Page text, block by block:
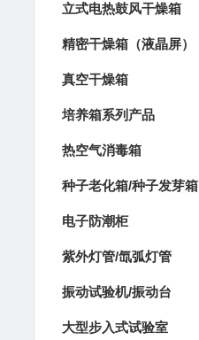
立式电热鼓风干燥箱
精密干燥箱（液晶屏）
真空干燥箱
培养箱系列产品
热空气消毒箱
种子老化箱/种子发芽箱
电子防潮柜
紫外灯管/氙弧灯管
振动试验机/振动台
大型步入式试验室